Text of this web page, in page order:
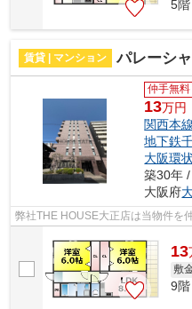
5
賃貸 | マンション パレーシ
仲手無料
13万円
関西本線
地下鉄
大阪環
築30年
大阪府
弊社THE HOUSE大正店は当物件を
13
敷
9